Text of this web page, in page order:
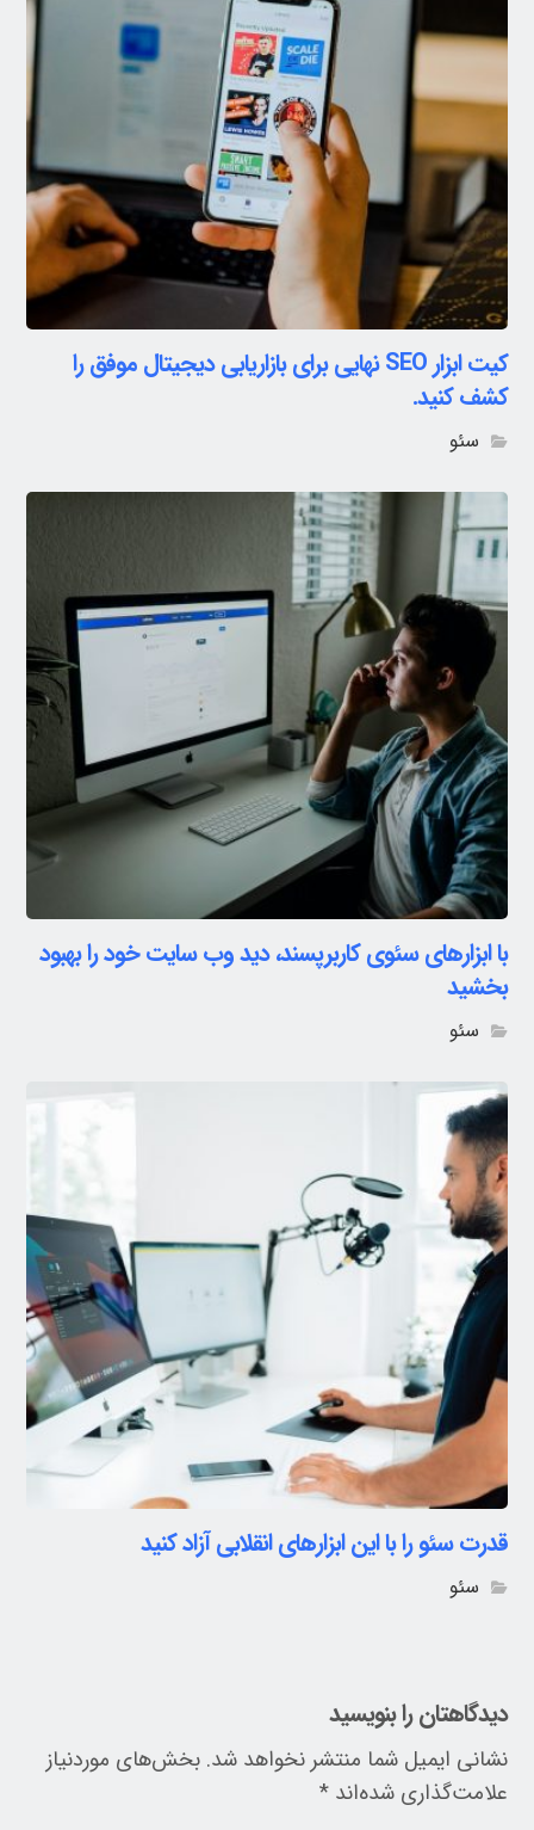
کیت ابزار SEO نهایی برای بازاریابی دیجیتال موفق را
کشف کنید.
سئو
با ابزارهای سئوی کاربرپسند، دید وب سایت خود را بهبود
بخشید
سئو
قدرت سئو را با این ابزارهای انقلابی آزاد کنید
سئو
دیدگاهتان را بنویسید
نشانی ایمیل شما منتشر نخواهد شد. بخش‌های موردنیاز
علامت‌گذاری شده‌اند*